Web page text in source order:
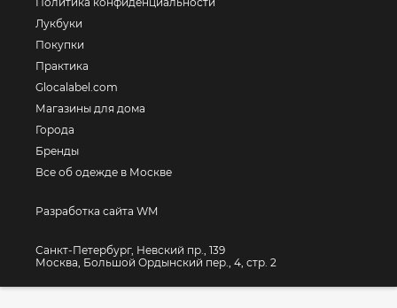
Лукбуки
Покупки
Практика
Glocalabel.com
Магазины для дома
Города
Бренды
Все об одежде в Москве
Разработка сайта WM
Санкт-Петербург, Невский пр., 139
Москва, Большой Ордынский пер., 4, стр. 2